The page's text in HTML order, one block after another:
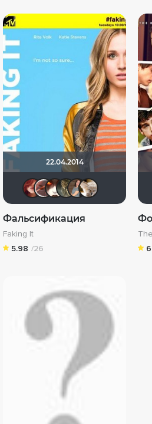
22.04.2014
IVYtemperanse
Shad
Фальсификация
Faking It
5.98 /26